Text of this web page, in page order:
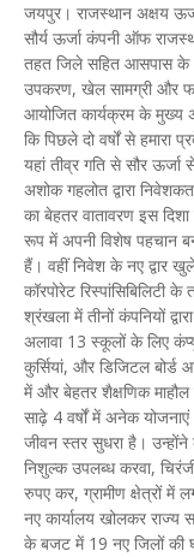
जयपुर। राजस्थान अक्षय
सौर्य ऊर्जा कंपनी ऑफ
तहत जिले सहित आसपास के
उपकरण, खेल सामग्री और
आयोजित कार्यक्रम के मुख्य
कि पिछले दो वर्षों से
यहां तीव्र गति से सौर
अशोक गहलोत द्वारा
का बेहतर वातावरण इस
रूप में अपनी विशेष पहचान
हैं। वहीं निवेश के नए द्वार
कॉरपोरेट रिस्पांसिबिलिटी
श्रंखला में तीनों कंपनियों
अलावा 13 स्कूलों के लिए
कुर्सियां, और डिजिटल
में और बेहतर शैक्षणिक माहौल
साढ़े 4 वर्षों में अनेक
जीवन स्तर सुधरा है।
निशुल्क उपलब्ध करवा,
रुपए कर, ग्रामीण क्षेत्रों में
नए कार्यालय खोलकर राज्य
के बजट में 19 नए जिलों की